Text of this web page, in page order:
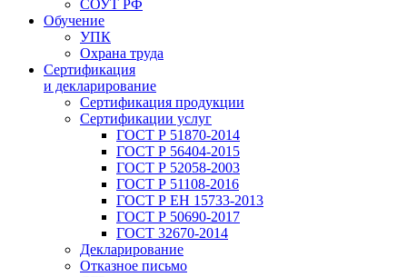
СОУТ РФ
Обучение
УПК
Охрана труда
Сертификация
и декларирование
Сертификация продукции
Сертификации услуг
ГОСТ Р 51870-2014
ГОСТ Р 56404-2015
ГОСТ Р 52058-2003
ГОСТ Р 51108-2016
ГОСТ Р ЕН 15733-2013
ГОСТ Р 50690-2017
ГОСТ 32670-2014
Декларирование
Отказное письмо